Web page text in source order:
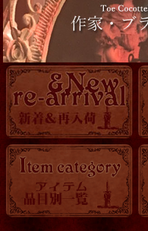
靴
服飾小物
帽子他
ロマ傘
OTHER
KITCHEN
時計
バッグ・ポーチ
トランク・BOX